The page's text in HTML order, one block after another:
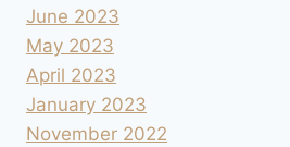
June 2023
May 2023
April 2023
January 2023
November 2022